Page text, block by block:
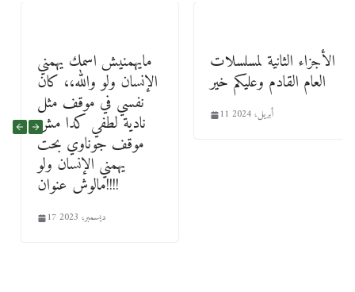
مايهمنيش اسمك يهمني
الإنسان ولو والله،، كان
نفسي في موقف مثل
نادية لطفي كدا مش
موقف جوناوي بحت
يهمني الإنسان ولو
مالوش عنوان!!!!
17 ديسمبر، 2023
الأجزاء الثانية لمسلسلات
العام القادم وعليكم خير
11 أبريل، 2024